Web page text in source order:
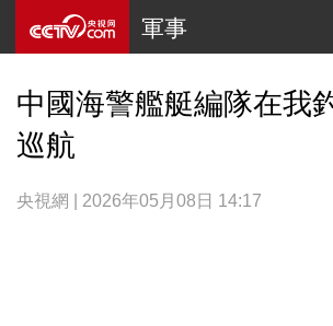
軍事
中國海警艦艇編隊在我
巡航
央視網 | 2026年05月08日 14:17